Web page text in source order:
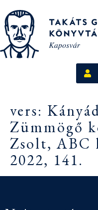
vers:
Zümmögő
Zsolt, ABC
2022, 141.